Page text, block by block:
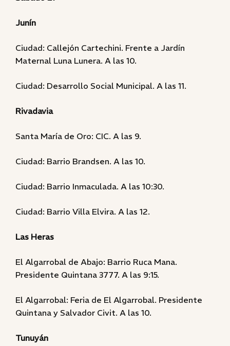
Junín
Ciudad: Callejón Cartechini. Frente a Jardín
Maternal Luna Lunera. A las 10.
Ciudad: Desarrollo Social Municipal. A las 11.
Rivadavia
Santa María de Oro: CIC. A las 9.
Ciudad: Barrio Brandsen. A las 10.
Ciudad: Barrio Inmaculada. A las 10:30.
Ciudad: Barrio Villa Elvira. A las 12.
Las Heras
El Algarrobal de Abajo: Barrio Ruca Mana.
Presidente Quintana 3777. A las 9:15.
El Algarrobal: Feria de El Algarrobal. Presidente
Quintana y Salvador Civit. A las 10.
Tunuyán